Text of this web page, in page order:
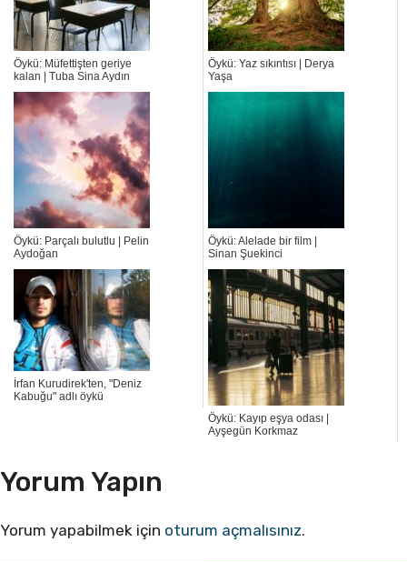
Öykü: Müfettişten geriye
kalan | Tuba Sina Aydın
Öykü: Yaz sıkıntısı | Derya
Yaşa
Öykü: Parçalı bulutlu | Pelin
Aydoğan
Öykü: Alelade bir film |
Sinan Şuekinci
İrfan Kurudirek'ten, "Deniz
Kabuğu" adlı öykü
Öykü: Kayıp eşya odası |
Ayşegün Korkmaz
Yorum Yapın
Yorum yapabilmek için oturum açmalısınız.